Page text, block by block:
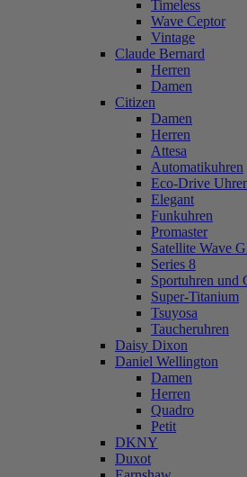
Timeless
Wave Ceptor
Vintage
Claude Bernard
Herren
Damen
Citizen
Damen
Herren
Attesa
Automatikuhren
Eco-Drive
Elegant
Funkuhren
Promaster
Satellite Wave
Series 8
Sportuhren und
Super-Titanium
Tsuyosa
Taucheruhren
Daisy Dixon
Daniel Wellington
Damen
Herren
Quadro
Petit
DKNY
Duxot